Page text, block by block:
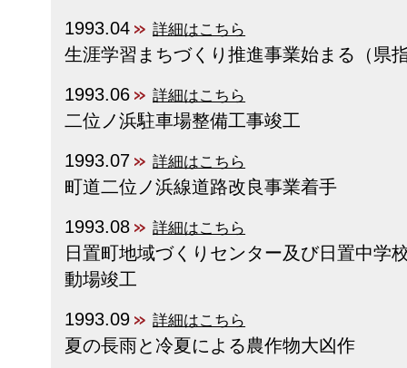
1993.04
詳細はこちら
生涯学習まちづくり推進事業始まる（県
1993.06
詳細はこちら
二位ノ浜駐車場整備工事竣工
1993.07
詳細はこちら
町道二位ノ浜線道路改良事業着手
1993.08
詳細はこちら
日置町地域づくりセンター及び日置中学
動場竣工
1993.09
詳細はこちら
夏の長雨と冷夏による農作物大凶作